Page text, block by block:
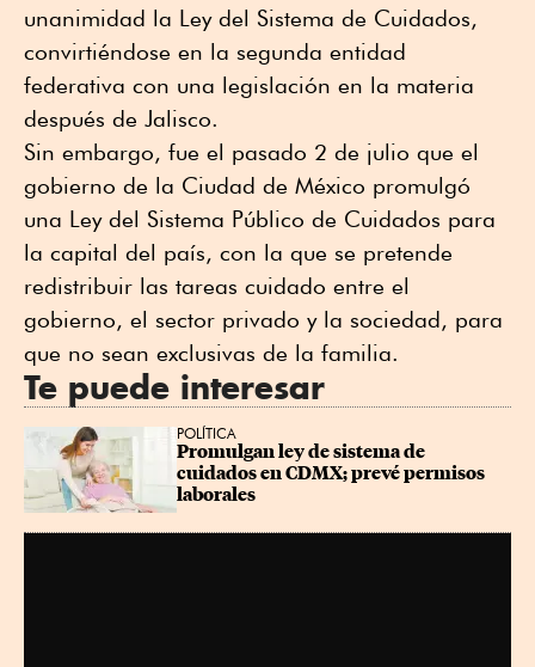
unanimidad la Ley del Sistema de Cuidados,
convirtiéndose en la segunda entidad
federativa con una legislación en la materia
después de Jalisco.
Sin embargo, fue el pasado 2 de julio que el
gobierno de la Ciudad de México promulgó
una Ley del Sistema Público de Cuidados para
la capital del país, con la que se pretende
redistribuir las tareas cuidado entre el
gobierno, el sector privado y la sociedad, para
que no sean exclusivas de la familia.
Te puede interesar
POLÍTICA
Promulgan ley de sistema de
cuidados en CDMX; prevé permisos
laborales